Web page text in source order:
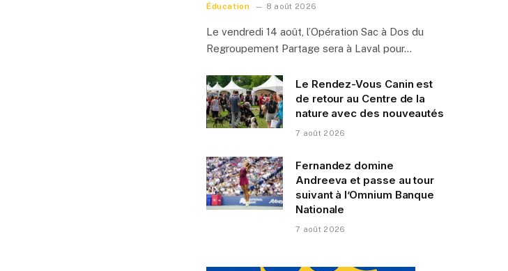
Éducation 8 août 2026
Le vendredi 14 août, l’Opération Sac à Dos du
Regroupement Partage sera à Laval pour…
Le Rendez-Vous Canin est
de retour au Centre de la
nature avec des nouveautés
7 août 2026
Fernandez domine
Andreeva et passe au tour
suivant à l’Omnium Banque
Nationale
7 août 2026